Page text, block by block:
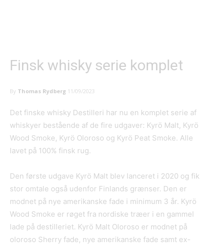
Finsk whisky serie komplet
By Thomas Rydberg 11/09/2023
Det finske whisky Destilleri har nu en komplet serie af
whiskyer bestående af de fire udgaver: Kyrö Malt, Kyrö
Wood Smoke, Kyrö Oloroso og Kyrö Peat Smoke. Alle
lavet på 100% finsk rug.
Den første udgave Kyrö Malt blev lanceret i 2020 og fik
stor omtale også udenfor Finlands grænser. Den er
modnet på nye amerikanske fade i minimum 3 år. Kyrö
Wood Smoke er røget fra nordiske træer i en gammel
lade på destilleriet. Kyrö Malt Oloroso er modnet på
oloroso Sherry fade, nye amerikanske fade samt ex-